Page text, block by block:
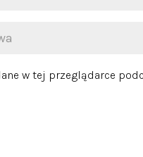
w tej przeglądarce